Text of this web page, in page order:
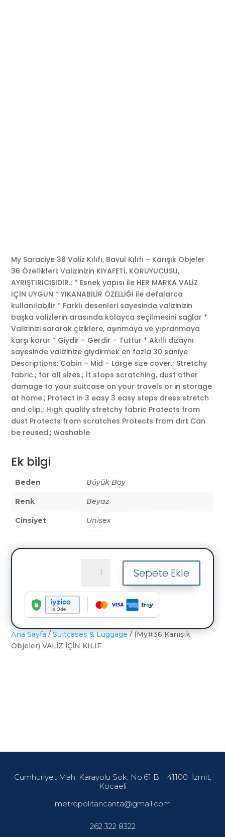
My Saraciye 36 Valiz Kılıfı, Bavul Kılıfı – Karışık Objeler
36 Özellikleri: Valizinizin KIYAFETİ, KORUYUCUSU,
AYRIŞTIRICISIDIR.; * Esnek yapısı ile HER MARKA VALİZ
İÇİN UYGUN * YIKANABİLİR ÖZELLİĞİ ile defalarca
kullanılabilir * Farklı desenleri sayesinde valizinizin
başka valizlerin arasında kolayca seçilmesini sağlar *
Valizinizi sararak çiziklere, aşınmaya ve yıpranmaya
karşı korur * Giydir – Gerdir – Tuttur * Akıllı dizaynı
sayesinde valizinize giydirmek en fazla 30 saniye
Descriptions: Cabin – Mid – Large size cover.; Stretchy
fabric.; for all sizes.; İt stops scratching, dust other
damage to your suitcase on your travels or in storage
at home.; Protect in 3 easy 3 easy steps dress stretch
and clip.; Hıgh quality stretchy fabric Protects from
dust Protects from scratches Protects from dırt Can
be reused.; washable
Ek bilgi
Beden Büyük Boy
Renk Beyaz
Cinsiyet Unisex
Karıışık
VALİZ
İÇİN
adet
Sepete Ekle
Ana Sayfa /Suitcases & Luggage / (My#36 Karıışık
Objeler) VALİZ İÇİN KILIF
Cumhuriyet Mah. Karayolu Sok. No.61 B. 41100 İzmit,
Kocaeli
metropolitancanta@gmail.com
262 322 8322